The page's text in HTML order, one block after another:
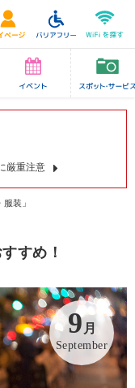
厳重注意
装」
すめ！
9 月
September